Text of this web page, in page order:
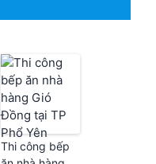
Thi công bếp